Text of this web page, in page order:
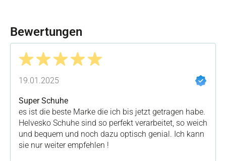
Bewertungen
Bewertung mit 5 von 5 Sternen
19.01.2025
Super Schuhe
es ist die beste Marke die ich bis jetzt getragen habe.
Helvesko Schuhe sind so perfekt verarbeitet, so weich
und bequem und noch dazu optisch genial. Ich kann
sie nur weiter empfehlen !